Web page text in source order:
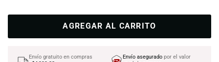
AGREGAR AL CARRITO
Envío gratuito en compras
Envío aseguradopor el valor